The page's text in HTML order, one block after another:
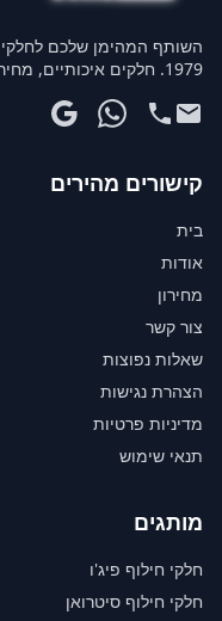
1979. חלקים איכותיים, מחירים תחרותיים ושירות יוצא דופן.
קישורים מהירים
בית
אודות
מחירון
צור קשר
שאלות נפוצות
הצהרת נגישות
מדיניות פרטיות
תנאי שימוש
מותגים
חלקי חילוף פיג'ו
חלקי חילוף סיטרואן